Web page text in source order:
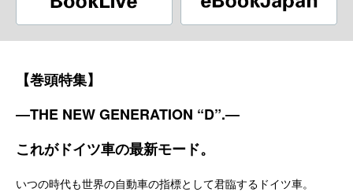
【巻頭特集】
―THE NEW GENERATION “D”.―
これがドイツ車の最新モード。
いつの時代も世界の自動車の指標として君臨するドイツ車。